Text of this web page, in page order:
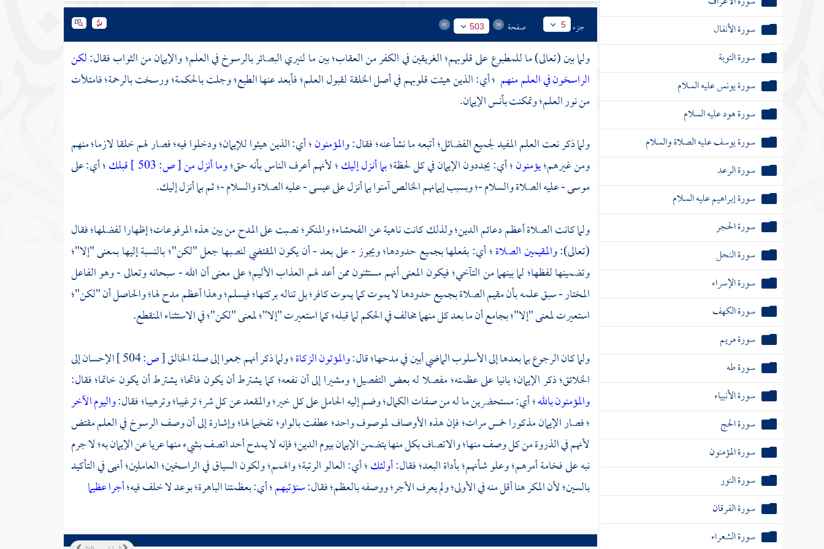
سورة الأنفال
سورة التوبة
سورة يونس عليه السلام
سورة هود عليه السلام
سورة يوسف عليه الصلاة والسلام
سورة الرعد
سورة إبراهيم عليه السلام
سورة الحجر
سورة النحل
سورة الإسراء
سورة الكهف
سورة مريم
سورة طه
سورة الأنبياء
سورة الحج
سورة المؤمنون
سورة النور
سورة الفرقان
سورة الشعراء
جزء 5 صفحة 503
ولما بين (تعالى) ما للمطبوع على قلوبهم؛ الغريقين في الكفر من العقاب؛ بين ما لنيري البصائر بالرسوخ في العلم؛ والإيمان من الثواب فقال:لكن
الراسخون في العلم منهم ؛ أي: الذين هيئت قلوبهم في أصل الخلقة لقبول العلم؛ فأبعد عنها الطبع؛ وجلت بالحكمة؛ ورسخت بالرحمة؛ فامتلأت
من نور العلم؛ وتمكنت بأنس الإيمان.
ولما ذكر نعت العلم المفيد لجميع الفضائل؛ أتبعه ما نشأ عنه؛ فقال:والمؤمنون؛ أي: الذين هيئوا للإيمان؛ ودخلوا فيه؛ فصار لهم خلقا لازما؛ منهم
ومن غيرهم؛يؤمنون؛ أي: يجددون الإيمان في كل لحظة؛بما أنـزل إليك؛ لأنهم أعرف الناس بأنه حق؛وما أنزل من[ص: قبلك؛ أي: على
موسى- عليه الصلاة والسلام -؛ وبسبب إيمانهم الخالص آمنوا بما أنزل علىعيسى- عليه الصلاة والسلام -؛ ثم بما أنزل إليك.
ولما كانت الصلاة أعظم دعائم الدين؛ ولذلك كانت ناهية عن الفحشاء؛ والمنكر؛ نصبت على المدح من بين هذه المرفوعات؛ إظهارا لفضلها؛ فقال
(تعالى):والمقيمين الصلاة؛ أي: بفعلها بجميع حدودها؛ ويجوز - على بعد - أن يكون المقتضي لنصبها جعل "لكن"؛ بالنسبة إليها بمعنى "إلا"؛
وتضمينها لفظها؛ لما بينهما من التآخي؛ فيكون المعنى أنهم مستثنون ممن أعد لهم العذاب الأليم؛ على معنى أن الله - سبحانه وتعالى - وهو الفاعل
المختار - سبق علمه بأن مقيم الصلاة بجميع حدودها لا يموت كما يموت كافر؛ بل تناله بركتها؛ فيسلم؛ وهذا أعظم مدح لها؛ والحاصل أن "لكن"؛
استعيرت لمعنى "إلا"؛ بجامع أن ما بعد كل منهما مخالف في الحكم لما قبله؛ كما استعيرت "إلا"؛ لمعنى "لكن"؛ في الاستثناء المنقطع.
ولما كان الرجوع بما بعدها إلى الأسلوب الماضي أبين في مدحها؛ قال:والمؤتون الزكاة؛ ولما ذكر أنهم جمعوا إلى صلة الخالق[ص:504 ]
الإحسان إلى
الخلائق؛ ذكر الإيمان؛ بانيا على عظمته؛ مفصلا له بعض التفصيل؛ ومشيرا إلى أن نفعه؛ كما يشترط أن يكون فاتحا؛ يشترط أن يكون خاتما؛ فقال:
والمؤمنون بالله؛ أي: مستحضرين ما له من صفات الكمال؛ وضم إليه الحامل على كل خير؛ والمقعد عن كل شر؛ ترغيبا؛ وترهيبا؛ فقال:واليوم الآخر
؛ فصار الإيمان مذكورا خمس مرات؛ فإن هذه الأوصاف لموصوف واحد؛ عطفت بالواو؛ تفخيما لها؛ وإشارة إلى أن وصف الرسوخ في العلم مقتض
لأنهم في الذروة من كل وصف منها؛ والاتصاف بكل منها يتضمن الإيمان بيوم الدين؛ فإنه لا يمدح أحد اتصف بشيء منها عريا عن الإيمان به؛ لا جرم
نبه على فخامة أمرهم؛ وعلو شأنهم؛ بأداة البعد؛ فقال:أولئك؛ أي: العالو الرتبة؛ والهمم؛ ولكون السياق في الراسخين؛ العاملين؛ أنهى في التأكيد
بالسين؛ لأن المكر هنا أقل منه في الأولى؛ ولم يعرف الأجر؛ ووصفه بالعظم؛ فقال:سنؤتيهم؛ أي: بعظمتنا الباهرة؛ بوعد لا خلف فيه؛أجرا عظيما